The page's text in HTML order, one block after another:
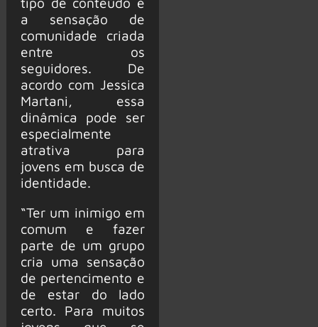
a sensação de
comunidade criada
entre os
seguidores. De
acordo com Jessica
Martani, essa
dinâmica pode ser
especialmente
atrativa para
jovens em busca de
identidade.
“Ter um inimigo em
comum e fazer
parte de um grupo
cria uma sensação
de pertencimento e
de estar do lado
certo. Para muitos